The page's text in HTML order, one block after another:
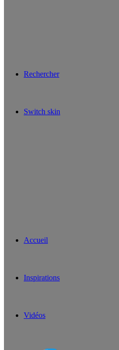
Rechercher
Switch skin
Accueil
Inspirations
Vidéos